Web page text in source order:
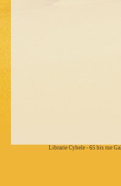
Librarie Cybele - 65 bis rue